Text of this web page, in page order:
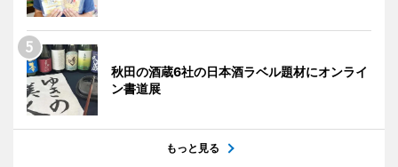
秋田の酒蔵6社の日本酒ラベル題材にオンライ
ン書道展
もっと見る